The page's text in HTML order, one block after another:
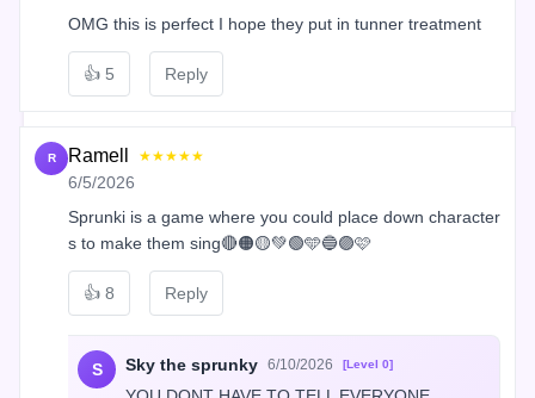
OMG this is perfect I hope they put in tunner treatment
👍 5 Reply
R Ramell ★★★★★
6/5/2026
Sprunki is a game where you could place down character
s to make them sing🔴🟠🟡💚🟢🩵🔵🟣🩷
👍 8 Reply
S Sky the sprunky 6/10/2026 [Level 0]